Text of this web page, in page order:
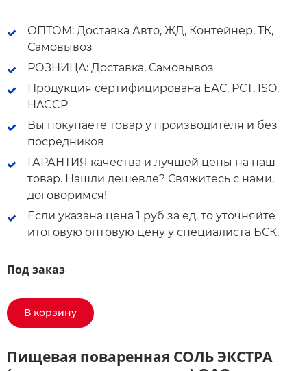
ОПТОМ: Доставка Авто, ЖД, Контейнер, ТК,
Самовывоз
РОЗНИЦА: Доставка, Самовывоз
Продукция сертифицирована ЕАС, РСТ, ISO,
HACCP
Вы покупаете товар у производителя и без
посредников
ГАРАНТИЯ качества и лучшей цены на наш
товар. Нашли дешевле? Свяжитесь с нами,
договоримся!
Если указана цена 1 руб за ед, то уточняйте
итоговую оптовую цену у специалиста БСК.
Под заказ
В корзину
Пищевая поваренная СОЛЬ ЭКСТРА